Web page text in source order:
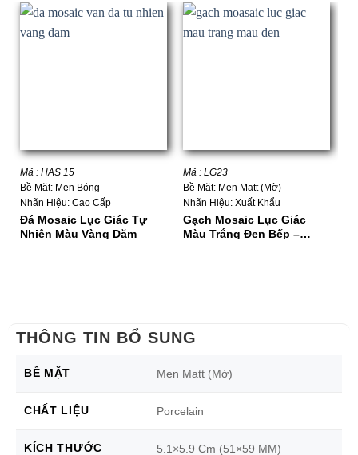
Mã : HAS 15
Bề Mặt: Men Bóng
Nhãn Hiệu: Cao Cấp
Đá Mosaic Lục Giác Tự
Nhiên Màu Vàng Dăm
Mã : LG23
Bề Mặt: Men Matt (Mờ)
Nhãn Hiệu: Xuất Khẩu
Gạch Mosaic Lục Giác
Màu Trắng Đen Bếp –
THÔNG TIN BỔ SUNG
BỀ MẶT Men Matt (Mờ)
CHẤT LIỆU Porcelain
KÍCH THƯỚC 5.1×5.9 Cm (51×59 MM)